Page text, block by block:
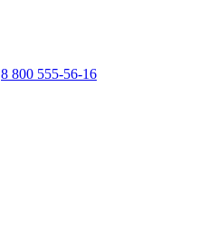
8 800 555-56-16